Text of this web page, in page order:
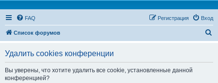
FAQ Вход
Регистрация
Список форумов
Удалить cookies конференции
Вы уверены, что хотите удалить все cookie, установленные данной
конференцией?